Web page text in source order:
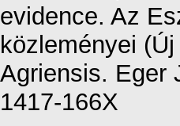
evidence. Az
közleményei
Agriensis. Eger
1417-166X